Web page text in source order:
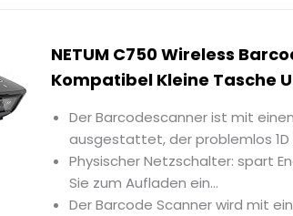
NETUM C750 Wireless
Kompatibel Kleine Tasche
Der Barcodescanner ist mit
ausgestattet, der problemlos 1D
Physischer Netzschalter: spart
Sie zum Aufladen ein...
Der Barcode Scanner wird mit